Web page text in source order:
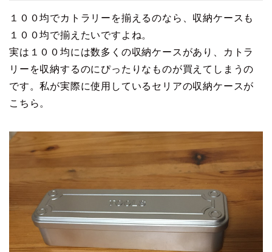
１００均でカトラリーを揃えるのなら、収納ケースも
１００均で揃えたいですよね。
実は１００均には数多くの収納ケースがあり、カトラ
リーを収納するのにぴったりなものが買えてしまうの
です。私が実際に使用しているセリアの収納ケースが
こちら。